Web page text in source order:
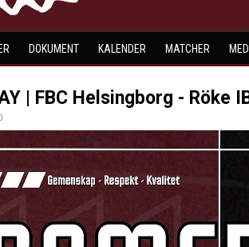
DOKUMENT KALENDER MATCHER
| FBC Helsingborg - Röke